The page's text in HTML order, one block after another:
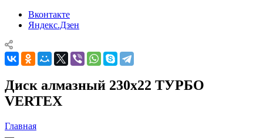
Вконтакте
Яндекс.Дзен
Диск алмазный 230х22 ТУРБО
VERTEX
Главная